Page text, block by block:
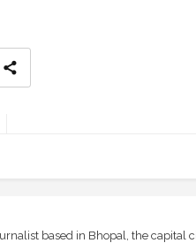
based in Bhopal, the capital